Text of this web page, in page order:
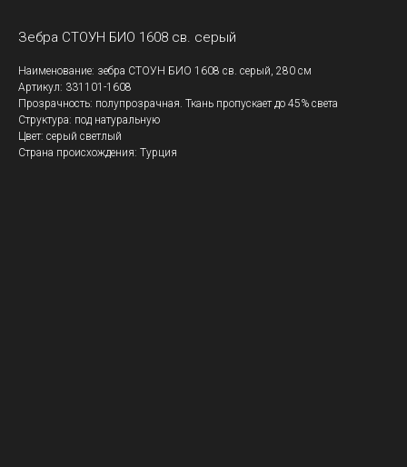
Зебра СТОУН БИО 1608 св. серый
Наименование: зебра СТОУН БИО 1608 св. серый, 280 см
Артикул: 331101-1608
Прозрачность: полупрозрачная. Ткань пропускает до 45% света
Структура: под натуральную
Цвет: серый светлый
Страна происхождения: Турция